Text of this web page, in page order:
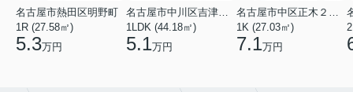
名古屋市熱田区明野町
1R (27.58㎡)
5.3万円
名古屋市中川区吉津４丁目
1LDK (44.18㎡)
5.1万円
名古屋市中区正木２丁目
1K (27.03㎡)
7.1万円